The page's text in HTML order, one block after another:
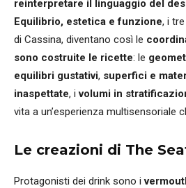
reinterpretare il linguaggio del
Equilibrio, estetica e funzione, i
di Cassina, diventano così le
sono costruite le ricette: le
equilibri gustativi, superfici e
inaspettate, ivolumi in
vita a un’esperienza multisensoriale
Le creazioni di The
Protagonisti dei drink sono i